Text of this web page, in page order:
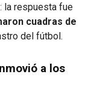
la respuesta fue
cuadras de
del fútbol.
a los